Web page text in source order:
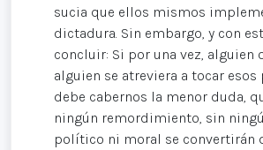
sucia que ellos mismos
dictadura. Sin embargo, y con
concluir: Si por una vez, alguien
alguien se atreviera a tocar esos
debe cabernos la menor duda,
ningún remordimiento, sin
político ni moral se convertirán